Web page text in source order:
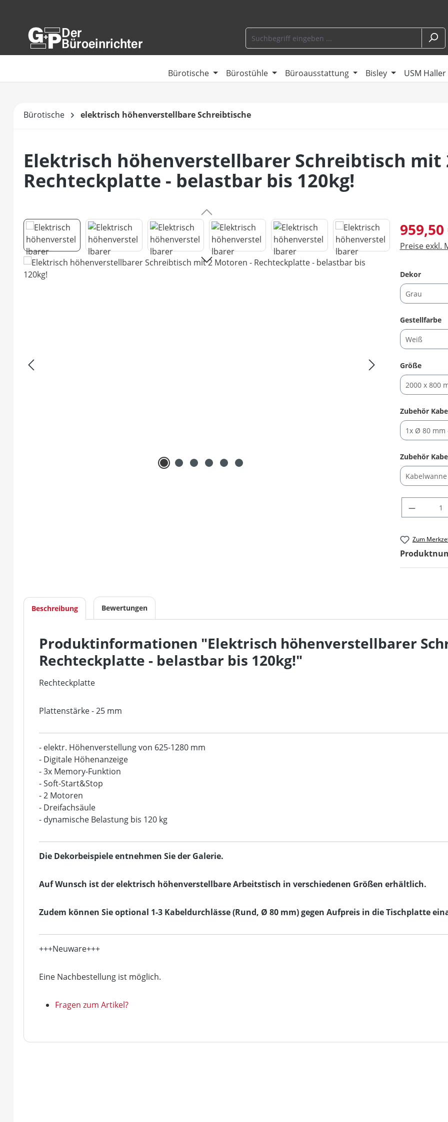
Bürotische Bürostühle Büroausstattung Bisley USM Haller
Bürotische elektrisch höhenverstellbare Schreibtische
Elektrisch höhenverstellbarer Schreibtisch mit
Rechteckplatte - belastbar bis 120kg!
Bildergalerie überspringen Regulärer
959,50
Preise exkl.
Dekor
Gestellfarbe
Größe
Zubehör
Zubehör
Produkt
Zum
Beschreibung Bewertungen
Produktinformationen "Elektrisch höhenverstellbarer
Rechteckplatte - belastbar bis 120kg!"
Rechteckplatte
Plattenstärke - 25 mm
- elektr. Höhenverstellung von 625-1280 mm
- Digitale Höhenanzeige
- 3x Memory-Funktion
- Soft-Start&Stop
- 2 Motoren
- Dreifachsäule
- dynamische Belastung bis 120 kg
Die Dekorbeispiele entnehmen Sie der Galerie.
Auf Wunsch ist der elektrisch höhenverstellbare Arbeitstisch in verschiedenen Größen erhältlich.
Zudem können Sie optional 1-3 Kabeldurchlässe (Rund, Ø 80 mm) gegen Aufpreis in die Tischplatte
+++Neuware+++
Eine Nachbestellung ist möglich.
Fragen zum Artikel?